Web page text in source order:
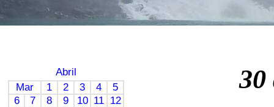
Abril
Mar
1 2 3 4
5
6
7 8 9 10 11 12
30